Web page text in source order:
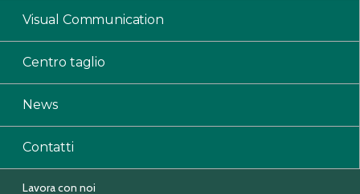
Visual Communication
Centro taglio
News
Contatti
Lavora con noi